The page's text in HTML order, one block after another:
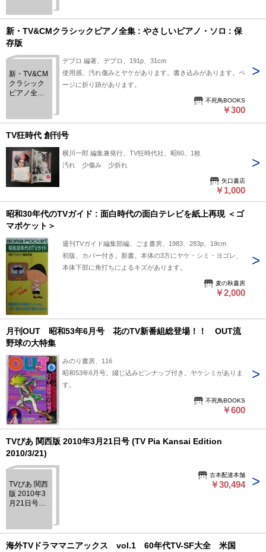
新・TV&CMクラシックピアノ全集 : やさしいピアノ・ソロ : 保
存版
新・TV&CM
クラシック
ピアノ全集 :
保存版
デプロ 編著、デプロ、191p、31cm
使用感、汚れ傷みとヤケがあります。書き込みがあります。ペ
ージに折り跡があります。
不死鳥BOOKS
￥300
TV狂時代 創刊号
横川一郎 編集兼発行、TV狂時代社、昭60、1枚
汚れ 少傷み 少折れ
矢口書店
￥1,000
昭和30年代のTVガイド : 面白時代の面白テレビを紙上再現 ＜ゴ
マポケット＞
週刊TVガイド編集部編、ごま書房、1983、283p、19cm
初版、カバー付き。新書。本体の3方にヤケ・シミ・ヨゴレ、
本体下部に角打ちによるキズがあります。
麦の秋書房
￥2,000
月刊OUT 昭和53年6月号 花のTV新番組総登場！！ OUT流
野球の大特集
みのり書房、116
昭和53年6月号。綴じ込みピンナップ付き。ヤケシミがありま
す。
不死鳥BOOKS
￥600
TVぴあ 関西版 2010年3月21日号 (TV Pia Kansai Edition
2010/3/21)
TVぴあ 関西
版 2010年3
月21日号
Edition
2010/3/21)
古本配達本舗
￥30,494
海外TVドラママニアックス vol.1 60年代TV-SF大全 米国